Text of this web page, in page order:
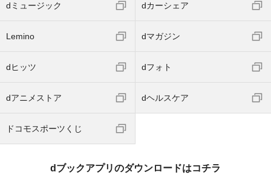
dミュージック dカーシェア
Lemino dマガジン
dヒッツ dフォト
dアニメストア dヘルスケア
ドコモスポーツくじ
dブックアプリのダウンロードはコチラ